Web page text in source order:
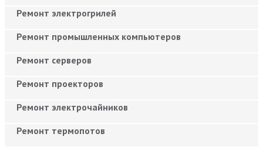
Ремонт электрогрилей
Ремонт промышленных компьютеров
Ремонт серверов
Ремонт проекторов
Ремонт электрочайников
Ремонт термопотов